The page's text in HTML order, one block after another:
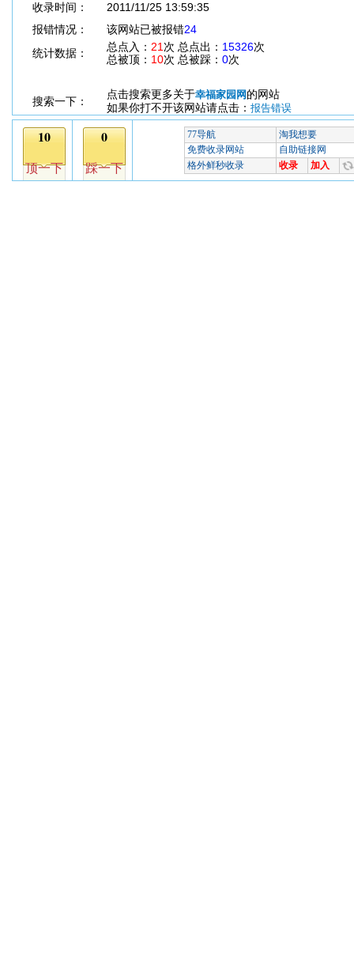
收录时间：
2011/11/25 13:59:35
报错情况：
该网站已被报错24
统计数据：
总点入： 21 次 总点出： 15326次
总被顶： 10次 总被踩： 0次
搜索一下：
点击搜索更多关于幸福家园网 的网站
如果你打不开该网站请点击： 报告错误